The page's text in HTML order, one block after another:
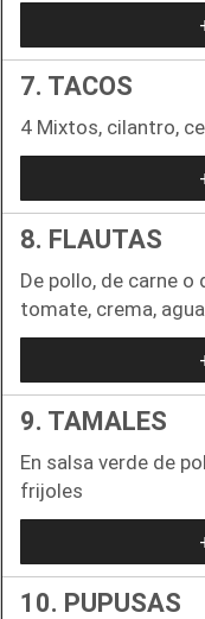
7. TACOS
4 Mixtos, cilantro,
8. FLAUTAS
De pollo, de carne o
tomate, crema,
9. TAMALES
En salsa verde de
frijoles
10. PUPUSAS